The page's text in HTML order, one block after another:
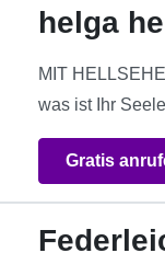
helga
MIT
was ist Ihr
Gratis